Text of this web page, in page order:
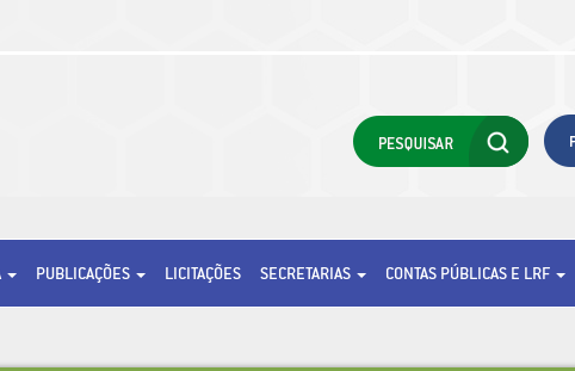
PUBLICAÇÕES LICITAÇÕES SECRETARIAS CONTAS PÚBLICAS E LRF